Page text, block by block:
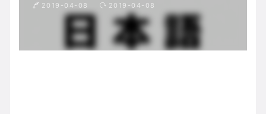
2019-04-08 2019-04-08